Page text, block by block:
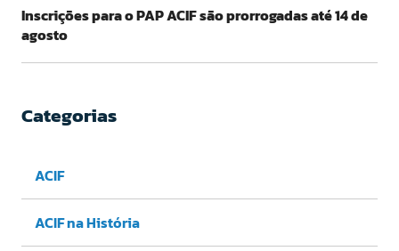
Inscrições para o PAP ACIF são prorrogadas até 14 de
agosto
Categorias
ACIF
ACIF na História